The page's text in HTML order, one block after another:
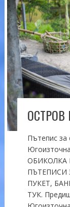
ОСТРОВ
Пътепис за
ОБИКОЛКА
ПЪТЕПИСИ
ПУКЕТ,
ТУК.